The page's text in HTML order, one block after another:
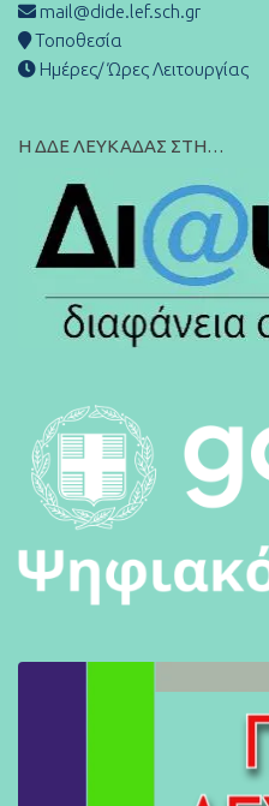
mail@dide.lef.sch.gr
Τοποθεσία
Ημέρες/ Ώρες Λειτουργίας
Η ΔΔΕ ΛΕΥΚΑΔΑΣ ΣΤΗ…